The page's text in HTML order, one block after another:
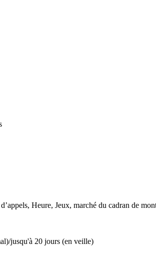
Heure, Jeux, marché du cadran de
jusqu'à 20 jours (en veille)